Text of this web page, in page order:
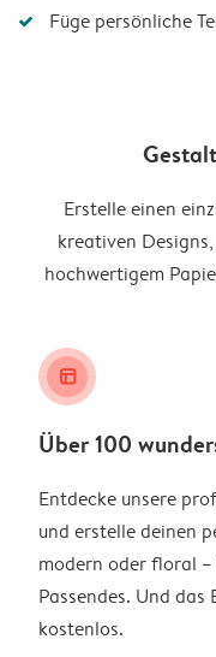
Füge persönliche
Erstelle einen
kreativen
hochwertigem
layout_alt
Über 100
Entdecke unsere
und erstelle deinen
modern oder floral
Passendes. Und das
kostenlos.